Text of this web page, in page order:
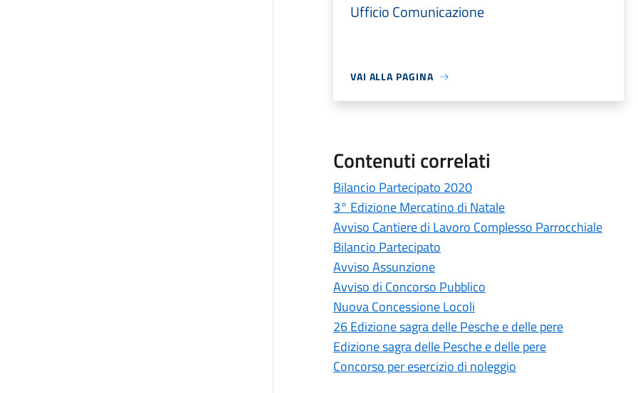
Ufficio Comunicazione
VAI ALLA PAGINA
Contenuti correlati
Bilancio Partecipato 2020
3° Edizione Mercatino di Natale
Avviso Cantiere di Lavoro Complesso Parrocchiale
Bilancio Partecipato
Avviso Assunzione
Avviso di Concorso Pubblico
Nuova Concessione Locoli
26 Edizione sagra delle Pesche e delle pere
Edizione sagra delle Pesche e delle pere
Concorso per esercizio di noleggio